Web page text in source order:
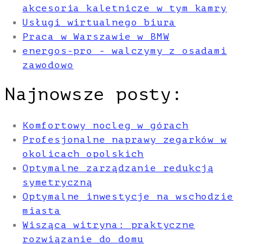
akcesoria kaletnicze w tym kamry
Usługi wirtualnego biura
Praca w Warszawie w BMW
energos-pro - walczymy z osadami
zawodowo
Najnowsze posty:
Komfortowy nocleg w górach
Profesjonalne naprawy zegarków w
okolicach opolskich
Optymalne zarządzanie redukcją
symetryczną
Optymalne inwestycje na wschodzie
miasta
Wisząca witryna: praktyczne
rozwiązanie do domu